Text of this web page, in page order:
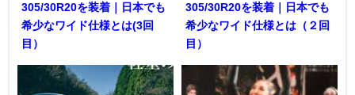
305/30R20を装着｜日本でも
希少なワイド仕様とは(3回
目）
305/30R20を装着｜日本でも
希少なワイド仕様とは（２回
目）